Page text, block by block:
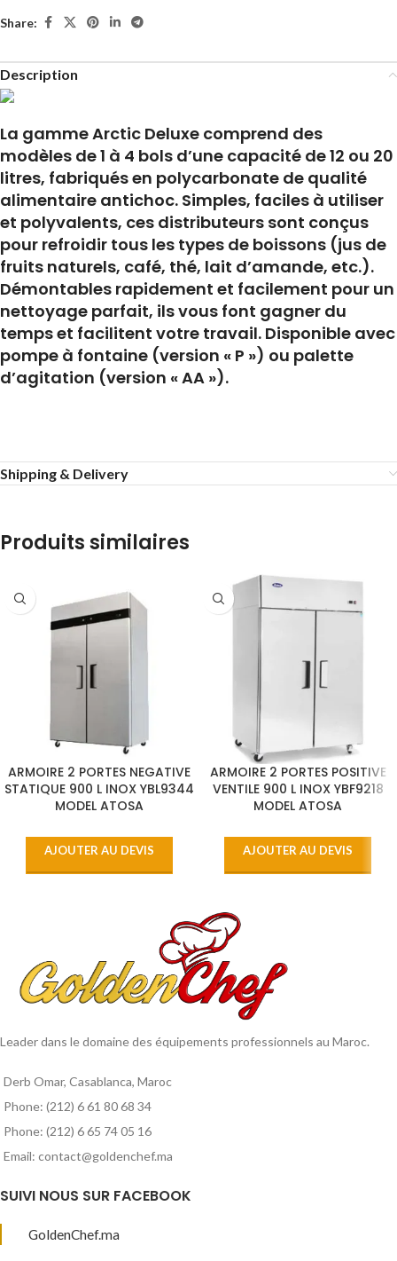
Share:
Description
La gamme Arctic Deluxe comprend des
modèles de 1 à 4 bols d’une capacité de 12 ou 20
litres, fabriqués en polycarbonate de qualité
alimentaire antichoc. Simples, faciles à utiliser
et polyvalents, ces distributeurs sont conçus
pour refroidir tous les types de boissons (jus de
fruits naturels, café, thé, lait d’amande, etc.).
Démontables rapidement et facilement pour un
nettoyage parfait, ils vous font gagner du
temps et facilitent votre travail. Disponible avec
pompe à fontaine (version « P ») ou palette
d’agitation (version « AA »).
Shipping & Delivery
Produits similaires
ARMOIRE 2 PORTES NEGATIVE
STATIQUE 900 L INOX YBL9344
MODEL ATOSA
AJOUTER AU DEVIS
ARMOIRE 2 PORTES POSITIVE
VENTILE 900 L INOX YBF9218
MODEL ATOSA
AJOUTER AU DEVIS
Leader dans le domaine des équipements professionnels au Maroc.
Derb Omar, Casablanca, Maroc
Phone: (212) 6 61 80 68 34
Phone: (212) 6 65 74 05 16
Email: contact@goldenchef.ma
SUIVI NOUS SUR FACEBOOK
GoldenChef.ma